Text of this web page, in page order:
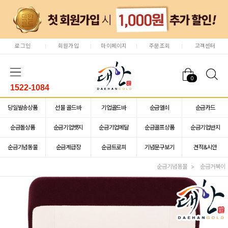
로그인 회원가입 마이페이지 주문조회 고객센터
0
1522-1084
당일발송상품 선물 골드바 기업골드바 순금열쇠 순금카드
순금돌상품 순금기업뱃지 순금기업메달 순금골프상품 순금기업반지
순금기념동물 순금계급장 순금트로피 기념문구보기 견적&시안
순금기념동물 순금거북이